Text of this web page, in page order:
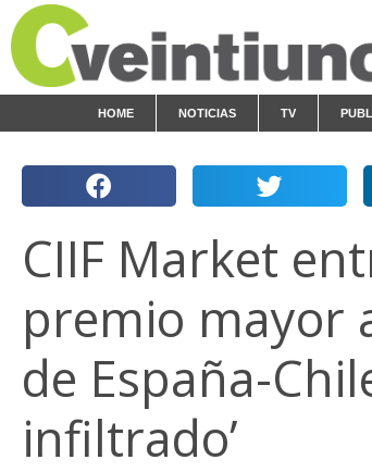
HOME NOTICIAS TV
CIIF Market
premio mayor
de España-
infiltrado’